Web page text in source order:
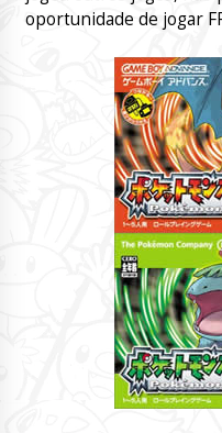
oportunidade de jogar